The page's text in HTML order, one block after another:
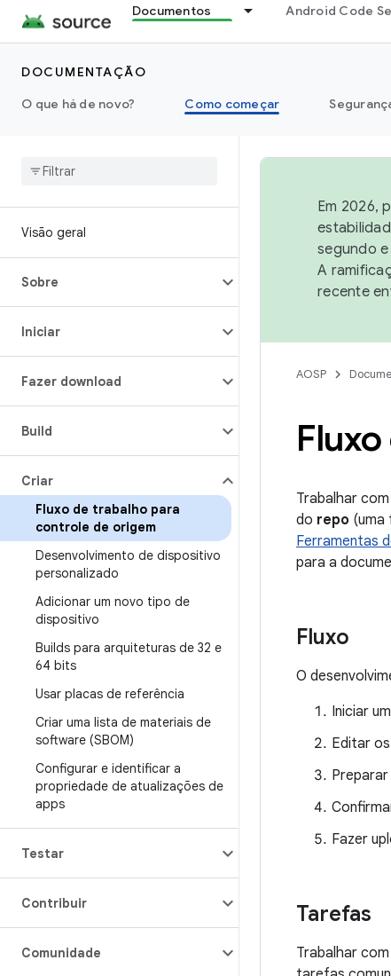
Documentos Android Code
DOCUMENTAÇÃO
O que há de novo?
Como começar
Visão geral
Sobre
Iniciar
Fazer download
Build
Criar
Fluxo de trabalho para
controle de origem
Desenvolvimento de dispositivo
personalizado
Adicionar um novo tipo de
dispositivo
Builds para arquiteturas de 32 e
64 bits
Usar placas de referência
Criar uma lista de materiais de
software (SBOM)
Configurar e identificar a
propriedade de atualizações de
apps
Testar
Contribuir
Comunidade
Em 2026,
segundo
A
recente
AOSP
Trabalhar
do repo (uma
Ferramentas
para a
Fluxo
O
Iniciar
Editar
Preparar
Fazer
Tarefas
Trabalhar